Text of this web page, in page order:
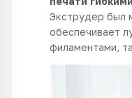
Экструдер был
обеспечивает
филаментами,